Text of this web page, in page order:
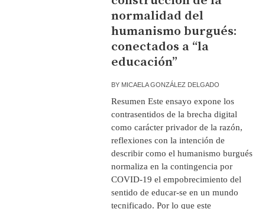
normalidad del
humanismo burgués:
conectados a “la
educación”
BY MICAELA GONZÁLEZ DELGADO
Resumen Este ensayo expone los
contrasentidos de la brecha digital
como carácter privador de la razón,
reflexiones con la intención de
describir como el humanismo burgués
normaliza en la contingencia por
COVID-19 el empobrecimiento del
sentido de educar-se en un mundo
tecnificado. Por lo que este